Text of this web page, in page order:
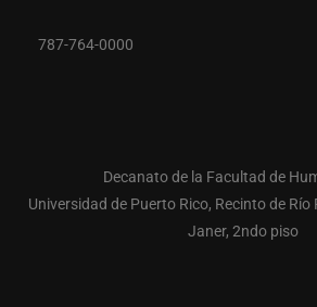
787-764-0000
Decanato de la Facultad de
Universidad de Puerto Rico, Recinto de Río
Janer, 2ndo piso